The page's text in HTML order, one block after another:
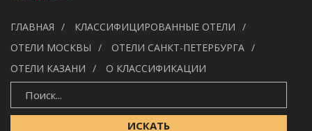
ИСКАТЬ
ГЛАВНАЯ
КЛАССИФИЦИРОВАННЫЕ ОТЕЛИ
ОТЕЛИ МОСКВЫ
ОТЕЛИ САНКТ-ПЕТЕРБУРГА
ОТЕЛИ КАЗАНИ
О КЛАССИФИКАЦИИ
ИСКАТЬ